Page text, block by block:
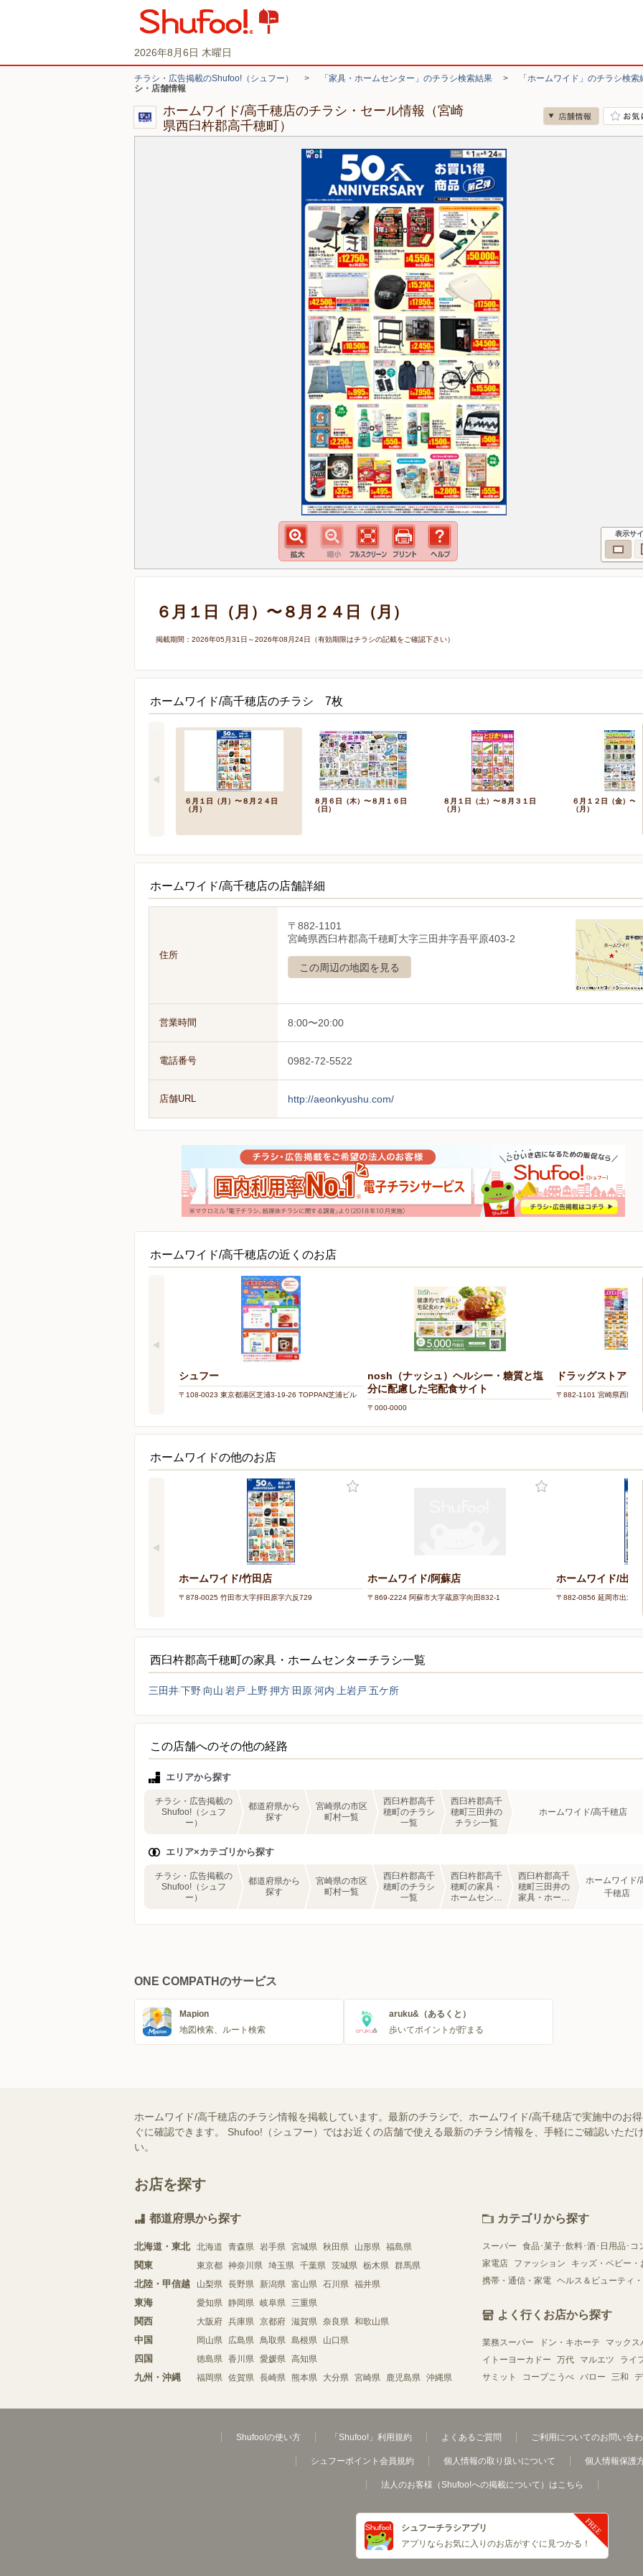
2026年8月6日 木曜日
チラシ・広告掲載のShufoo!（シュフー） > 「家具・ホームセンター」のチラシ検索結果 >
「ホームワイド」のチラシ検索
シ・店舗情報
ホームワイド/高千穂店のチラシ・セール情報（宮崎
県西臼杵郡高千穂町）
表示サ
６月１日（月）〜８月２４日（月）
掲載期間：2026年05月31日～2026年08月24日（有効期限はチラシの記載をご確認下さい）
ホームワイド/高千穂店のチラシ 7枚
６月１日（月）〜８月２４日
（月）
８月６日（木）〜８月１６日
（日）
８月１日（土）〜８月３１日
（月）
６月１２日（金）〜
（月）
ホームワイド/高千穂店の店舗詳細
住所
〒882-1101
宮崎県西臼杵郡高千穂町大字三田井字吾平原403-2
この周辺の地図を見る
営業時間 8:00〜20:00
電話番号 0982-72-5522
店舗URL http://aeonkyushu.com/
ホームワイド/高千穂店の近くのお店
シュフー
〒108-0023 東京都港区芝浦3-19-26 TOPPAN芝浦ビル
nosh（ナッシュ）ヘルシー・糖質と塩
分に配慮した宅配食サイト
〒000-0000
ドラッグストアコ
〒882-1101 宮崎県西臼杵
ホームワイドの他のお店
ホームワイド/竹田店
〒878-0025 竹田市大字拝田原字六反729
ホームワイド/阿蘇店
〒869-2224 阿蘇市大字蔵原字向田832-1
ホームワイド/出北
〒882-0856 延岡市出北4-
西臼杵郡高千穂町の家具・ホームセンターチラシ一覧
三田井下野 向山 岩戸 上野押方 田原河内 上岩戸 五ケ所
この店舗へのその他の経路
エリアから探す
チラシ・広告掲載の
Shufoo!（シュフ
ー）
都道府県から
探す
宮崎県の市区
町村一覧
西臼杵郡高千
穂町のチラシ
一覧
西臼杵郡高千
穂町三田井の
チラシ一覧
ホームワイド/高千穂店
エリア×カテゴリから探す
チラシ・広告掲載の
Shufoo!（シュフ
ー）
都道府県から
探す
宮崎県の市区
町村一覧
西臼杵郡高千
穂町のチラシ
一覧
西臼杵郡高千
穂町の家具・
ホームセンタ
西臼杵郡高千
穂町三田井の
家具・ホーム
ホームワイド/
千穂店
ONE COMPATHのサービス
Mapion
地図検索、ルート検索
aruku&（あるくと）
歩いてポイントが貯まる
ホームワイド/高千穂店のチラシ情報を掲載しています。最新のチラシで、ホームワイド/高千穂店で実施中のお
ぐに確認できます。 Shufoo!（シュフー）ではお近くの店舗で使える最新のチラシ情報を、手軽にご確認いただ
い。
お店を探す
都道府県から探す
北海道・東北 北海道 青森県 岩手県 宮城県 秋田県 山形県 福島県
関東 東京都 神奈川県 埼玉県 千葉県 茨城県 栃木県 群馬県
北陸・甲信越 山梨県 長野県 新潟県 富山県 石川県 福井県
東海 愛知県 静岡県 岐阜県 三重県
関西 大阪府 兵庫県 京都府 滋賀県 奈良県 和歌山県
中国 岡山県 広島県 鳥取県 島根県 山口県
四国 徳島県 香川県 愛媛県 高知県
九州・沖縄 福岡県 佐賀県 長崎県 熊本県 大分県 宮崎県 鹿児島県 沖縄県
カテゴリから探す
スーパー
食品･菓子･飲料･酒･日用品･コ
家電店
ファッション
キッズ・ベビー・
携帯・通信・家電 ヘルス＆ビューティ
よく行くお店から探す
業務スーパー ドン・キホーテ
マックス
イトーヨーカドー
万代 マルエツ
ライ
サミット
コープこうべ バロー 三和
Shufoo!の使い方 「Shufoo!」利用規約 よくあるご質問 ご利用についてのお問い合
シュフーポイント会員規約 個人情報の取り扱いについて 個人情報保護
法人のお客様（Shufoo!への掲載について）はこちら
シュフーチラシアプリ
アプリならお気に入りのお店がすぐに見つかる！